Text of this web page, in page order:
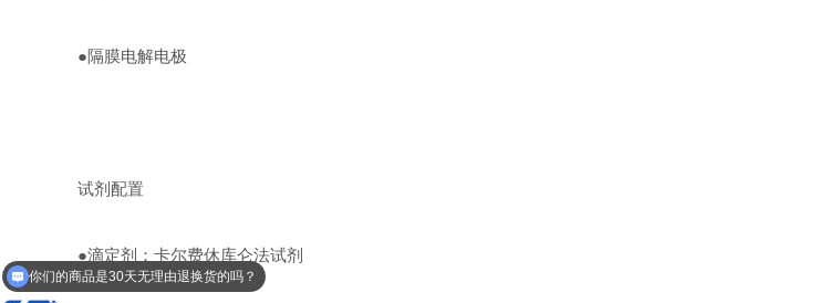
●隔膜电解电极
试剂配置
●滴定剂：卡尔费休库仑法试剂
可以介绍下你们的产品么？